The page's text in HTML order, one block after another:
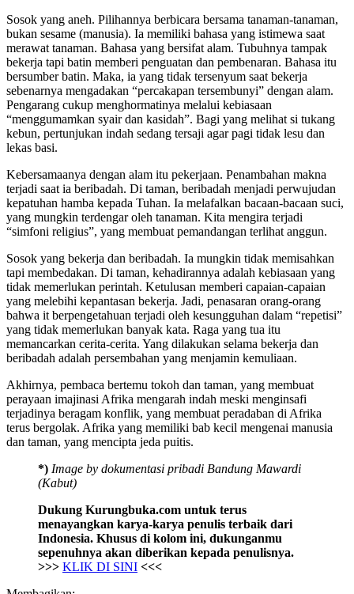
Sosok yang aneh. Pilihannya berbicara bersama tanaman-tanaman,
bukan sesame (manusia). Ia memiliki bahasa yang istimewa saat
merawat tanaman. Bahasa yang bersifat alam. Tubuhnya tampak
bekerja tapi batin memberi penguatan dan pembenaran. Bahasa itu
bersumber batin. Maka, ia yang tidak tersenyum saat bekerja
sebenarnya mengadakan “percakapan tersembunyi” dengan alam.
Pengarang cukup menghormatinya melalui kebiasaan
“menggumamkan syair dan kasidah”. Bagi yang melihat si tukang
kebun, pertunjukan indah sedang tersaji agar pagi tidak lesu dan
lekas basi.
Kebersamaanya dengan alam itu pekerjaan. Penambahan makna
terjadi saat ia beribadah. Di taman, beribadah menjadi perwujudan
kepatuhan hamba kepada Tuhan. Ia melafalkan bacaan-bacaan suci,
yang mungkin terdengar oleh tanaman. Kita mengira terjadi
“simfoni religius”, yang membuat pemandangan terlihat anggun.
Sosok yang bekerja dan beribadah. Ia mungkin tidak memisahkan
tapi membedakan. Di taman, kehadirannya adalah kebiasaan yang
tidak memerlukan perintah. Ketulusan memberi capaian-capaian
yang melebihi kepantasan bekerja. Jadi, penasaran orang-orang
bahwa it berpengetahuan terjadi oleh kesungguhan dalam “repetisi”
yang tidak memerlukan banyak kata. Raga yang tua itu
memancarkan cerita-cerita. Yang dilakukan selama bekerja dan
beribadah adalah persembahan yang menjamin kemuliaan.
Akhirnya, pembaca bertemu tokoh dan taman, yang membuat
perayaan imajinasi Afrika mengarah indah meski menginsafi
terjadinya beragam konflik, yang membuat peradaban di Afrika
terus bergolak. Afrika yang memiliki bab kecil mengenai manusia
dan taman, yang mencipta jeda puitis.
*) Image by dokumentasi pribadi Bandung Mawardi
(Kabut)
Dukung Kurungbuka.com untuk terus
menayangkan karya-karya penulis terbaik dari
Indonesia. Khusus di kolom ini, dukunganmu
sepenuhnya akan diberikan kepada penulisnya.
>>> KLIK DI SINI <<<